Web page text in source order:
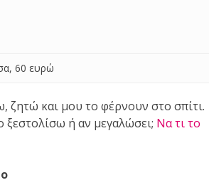
60 ευρώ
και μου το φέρνουν στο σπίτι.
ξεστολίσω ή αν μεγαλώσει; Να τι το